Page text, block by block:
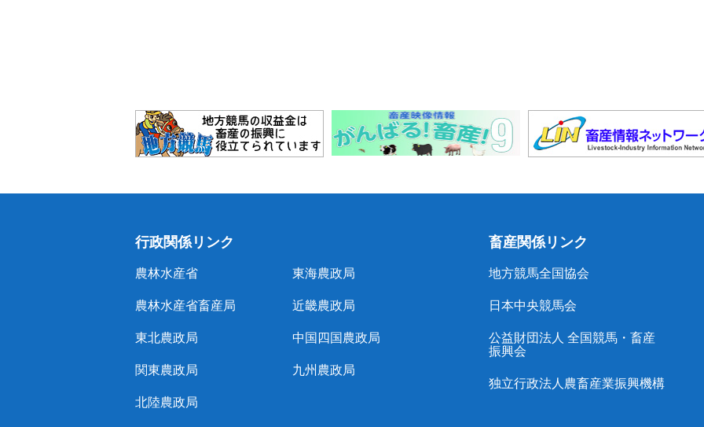
行政関係リンク
農林水産省
農林水産省畜産局
東北農政局
関東農政局
北陸農政局
東海農政局
近畿農政局
中国四国農政局
九州農政局
畜産関係リンク
地方競馬全国協会
日本中央競馬会
公益財団法人 全国競馬・畜産
振興会
独立行政法人農畜産業振興機構